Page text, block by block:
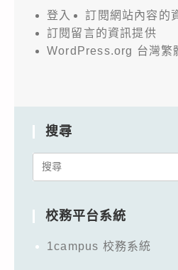
登入
訂閱網站內容的
訂閱留言的資訊提供
WordPress.org 台灣繁
搜尋
Search
校務平台系統
1campus 校務系統